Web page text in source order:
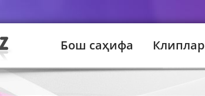
Бош саҳифа Клиплар